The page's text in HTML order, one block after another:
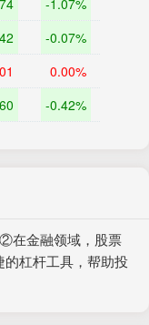
-1.07%
-0.07%
0.00%
-0.42%
在金融领域，股票
杠杆工具，帮助投